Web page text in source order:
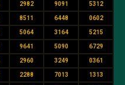
2982 9091 5312
8511 6448 0602
5064 3164 5215
9641 5090 6729
2960 3249 0361
2288 7013 1313